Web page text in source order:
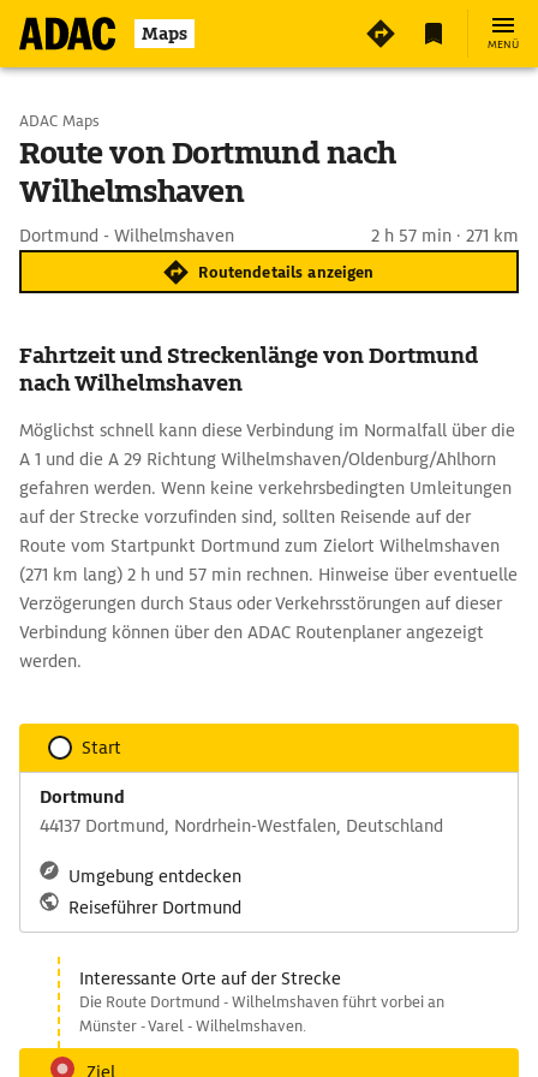
Maps MENÜ
Start wählen
Ziel eingeben
ADAC Maps
Route von Dortmund nach
Wilhelmshaven
Dortmund - Wilhelmshaven 2 h 57 min · 271 km
Routendetails anzeigen
Fahrtzeit und Streckenlänge von Dortmund
nach Wilhelmshaven
Möglichst schnell kann diese Verbindung im Normalfall über die
A 1 und die A 29 Richtung Wilhelmshaven/Oldenburg/Ahlhorn
gefahren werden. Wenn keine verkehrsbedingten Umleitungen
auf der Strecke vorzufinden sind, sollten Reisende auf der
Route vom Startpunkt Dortmund zum Zielort Wilhelmshaven
(271 km lang) 2 h und 57 min rechnen. Hinweise über eventuelle
Verzögerungen durch Staus oder Verkehrsstörungen auf dieser
Verbindung können über den ADAC Routenplaner angezeigt
werden.
Start
Dortmund
44137 Dortmund, Nordrhein-Westfalen, Deutschland
Umgebung entdecken
Reiseführer Dortmund
Interessante Orte auf der Strecke
Die Route Dortmund - Wilhelmshaven führt vorbei an
Münster - Varel - Wilhelmshaven.
Ziel